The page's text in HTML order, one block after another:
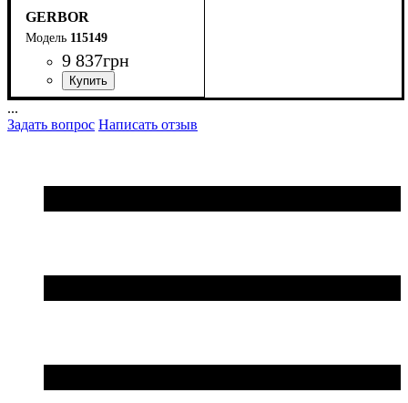
GERBOR
115149
9 837грн
ширина, мм: 215
высота, мм: 180
глубина, мм: 39
...
Задать вопрос Написать отзыв